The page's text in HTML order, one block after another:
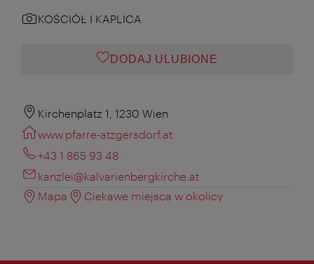
KOŚCIÓŁ I KAPLICA
DODAJ ULUBIONE
Kirchenplatz 1, 1230 Wien
www.pfarre-atzgersdorf.at
+43 1 865 93 48
kanzlei@kalvarienbergkirche.at
Mapa
Ciekawe miejsca w okolicy